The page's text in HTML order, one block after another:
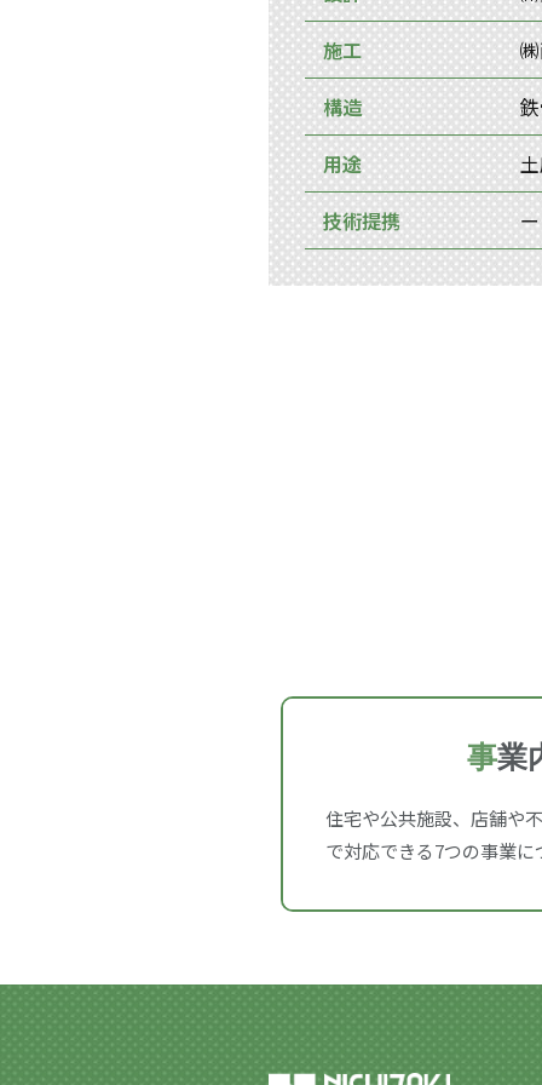
施工
構造
用途
技術提携
ー
事業
住宅や公共施設、店舗や
で対応できる7つの事業